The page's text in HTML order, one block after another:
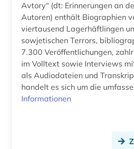
Avtory“ (dt: Erinnerungen an den Gulag und ihre
Autoren) enthält Biographien
viertausend Lagerhäftlingen
sowjetischen Terrors,
7.300 Veröffentlichungen,
im Volltext sowie Interviews
als Audiodateien und
handelt es sich um die
Informationen